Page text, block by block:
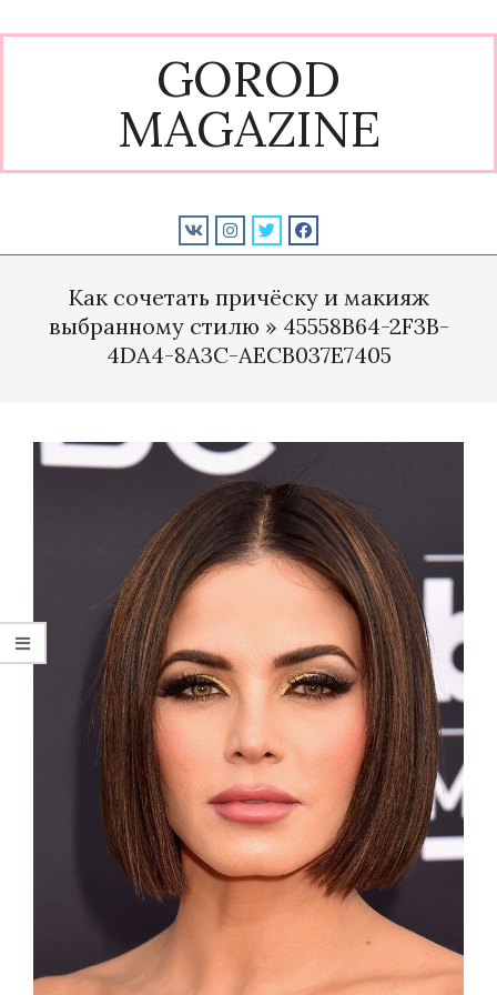
to
GOROD
MAGAZINE
NavigationКак сочетать причёску и макияж
выбранному стилю » 45558B64-2F3B-
4DA4-8A3C-AECB037E7405